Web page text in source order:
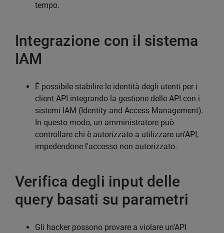
tempo.
Integrazione con il sistema
IAM
È possibile stabilire le identità degli utenti per i
client API integrando la gestione delle API con i
sistemi IAM (Identity and Access Management).
In questo modo, un amministratore può
controllare chi è autorizzato a utilizzare un'API,
impedendone l'accesso non autorizzato.
Verifica degli input delle
query basati su parametri
Gli hacker possono provare a violare un'API